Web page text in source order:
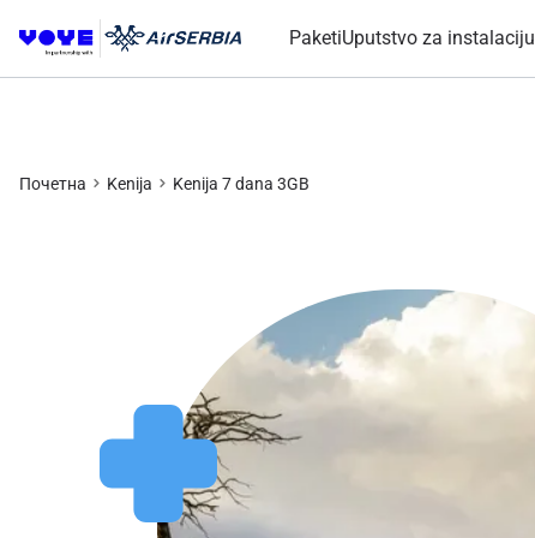
PaketiUputstvo za instalaciju
Почетна Kenija Kenija 7 dana 3GB